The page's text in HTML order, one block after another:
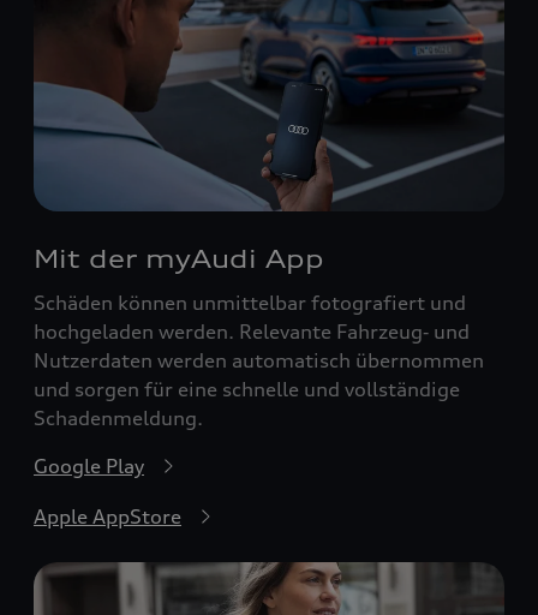
Mit der myAudi App
Schäden können unmittelbar fotografiert und
hochgeladen werden. Relevante Fahrzeug‑ und
Nutzerdaten werden automatisch übernommen
und sorgen für eine schnelle und vollständige
Schadenmeldung.
Google Play
Apple AppStore